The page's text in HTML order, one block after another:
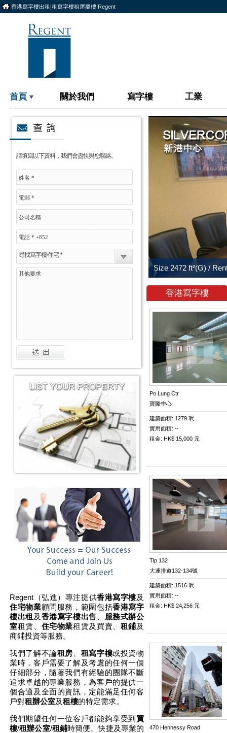
香港寫字樓出租|租寫字樓租屋搵樓|Regent
首頁 關於我們 寫字樓 工業
請填寫以下資料，我們會盡快與您聯絡。
尋找寫字樓/住宅 *
Regent（弘進）專注提供香港寫字樓及
住宅物業顧問服務，範圍包括香港寫字
樓出租 及 香港寫字樓出售
服務式辦公
室租賃、 住宅物業租賃及買賣、 租鋪及
商鋪投資等服務。
我們了解不論租房 租寫字樓或投資物
業時，客戶需要了解及考慮的任何一個
仔細部分，隨著我們有經驗的團隊不斷
追求卓越的專業服務，為客戶的提供一
個合適及全面的資訊，定能滿足任何客
戶對租辦公室及租樓的特定需求。
我們期望任何一位客戶都能夠享受到 買
樓/租辦公室/租鋪時簡便、快捷及專業的
香港寫字樓
Po Lung Ctr
寶隆中心
建築面積: 1279 呎
實用面積: --
租金: HK$ 15,000 元
Tlp 132
大連排道132-134號
建築面積: 1516 呎
實用面積: --
租金: HK$ 24,256 元
470 Hennessy Road